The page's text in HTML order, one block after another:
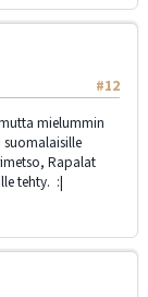
#12
mielummin
Rapalat
tehty. :|